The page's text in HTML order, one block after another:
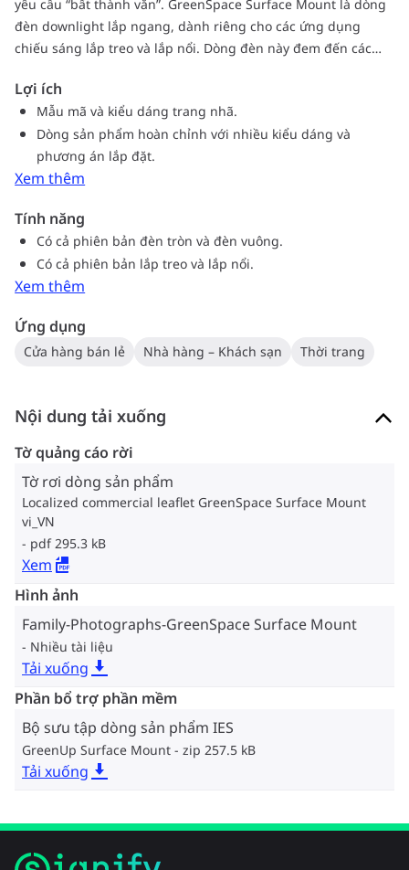
yêu cầu “bất thành văn”. GreenSpace Surface Mount là dòng
đèn downlight lắp ngang, dành riêng cho các ứng dụng
chiếu sáng lắp treo và lắp nổi. Dòng đèn này đem đến các
thông đầu ra và nhiệt độ màu, đồng thời có nhiều kiểu dáng
đa dạng.
Lợi ích
Mẫu mã và kiểu dáng trang nhã.
Dòng sản phẩm hoàn chỉnh với nhiều kiểu dáng và
phương án lắp đặt.
Xem thêm
Tính năng
Có cả phiên bản đèn tròn và đèn vuông.
Có cả phiên bản lắp treo và lắp nổi.
Xem thêm
Ứng dụng
Cửa hàng bán lẻ Nhà hàng – Khách sạn Thời trang
Nội dung tải xuống
Tờ quảng cáo rời
Tờ rơi dòng sản phẩm
Localized commercial leaflet GreenSpace Surface Mount
vi_VN
pdf 295.3 kB
Xem
Hình ảnh
Family-Photographs-GreenSpace Surface Mount
Nhiều tài liệu
Tải xuống
Phần bổ trợ phần mềm
Bộ sưu tập dòng sản phẩm IES
GreenUp Surface Mount zip 257.5 kB
Tải xuống